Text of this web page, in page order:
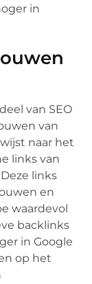
in
van SEO
van
naar het
links van
links
en
waardevol
backlinks
in Google
op het